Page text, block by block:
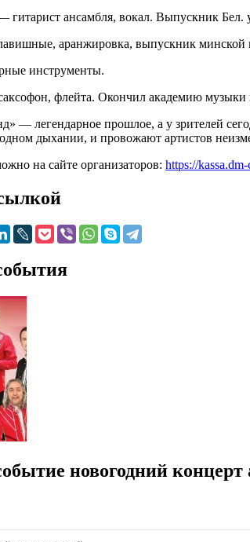
гитарист ансамбля, вокал. Выпускник Бел.
аранжировка, выпускник минской
инструменты.
флейта. Окончил академию музыки
— легендарное прошлое, а у зрителей
дыхании, и провожают артистов
на сайте организаторов: https://
новогодний концерт